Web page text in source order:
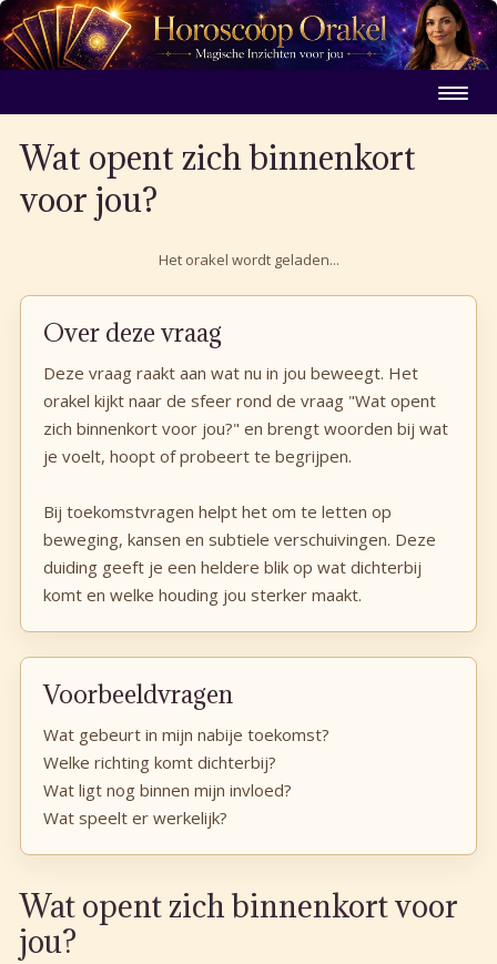
Wat opent zich binnenkort
voor jou?
Het orakel wordt geladen...
Over deze vraag
Deze vraag raakt aan wat nu in jou beweegt. Het
orakel kijkt naar de sfeer rond de vraag "Wat opent
zich binnenkort voor jou?" en brengt woorden bij wat
je voelt, hoopt of probeert te begrijpen.
Bij toekomstvragen helpt het om te letten op
beweging, kansen en subtiele verschuivingen. Deze
duiding geeft je een heldere blik op wat dichterbij
komt en welke houding jou sterker maakt.
Voorbeeldvragen
Wat gebeurt in mijn nabije toekomst?
Welke richting komt dichterbij?
Wat ligt nog binnen mijn invloed?
Wat speelt er werkelijk?
Wat opent zich binnenkort voor
jou?